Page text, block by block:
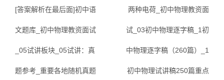
[答案解析在最后面]初中语
文题库_初中物理教资面试
_05试讲板块_05试讲：真
题参考_重要各地随机真题
两种电荷_初中物理教资面
试_03初中物理逐字稿_1初
中物理逐字稿（260篇）_1
初中物理试讲稿250篇重点